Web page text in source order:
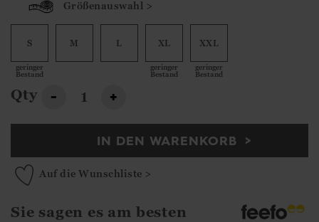
Größenauswahl >
S
geringer
Bestand
M L XL
geringer
Bestand
XXL
geringer
Bestand
Qty - +
IN DEN WARENKORB
Auf die Wunschliste >
Sie sagen es am besten